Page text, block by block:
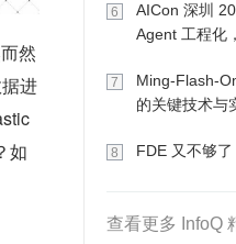
然
进
如
6
AICon 深圳
Agent 工程化
7
Ming-Flash-
的关键技术与
8 FDE 又不够了
查看更多 InfoQ